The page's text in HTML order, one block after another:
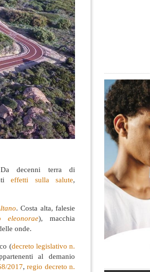
Da decenni terra di
effetti sulla salute,
. Costa alta, falesie
eleonorae), macchia
onde.
(decreto legislativo n.
al demanio
2017,regio decreto n.